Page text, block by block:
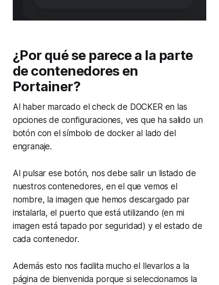
¿Por qué se parece a la parte
de contenedores en
Portainer?
Al haber marcado el check de DOCKER en las
opciones de configuraciones, ves que ha salido un
botón con el símbolo de docker al lado del
engranaje.
Al pulsar ese botón, nos debe salir un listado de
nuestros contenedores, en el que vemos el
nombre, la imagen que hemos descargado par
instalarla, el puerto que está utilizando (en mi
imagen está tapado por seguridad) y el estado de
cada contenedor.
Además esto nos facilita mucho el llevarlos a la
página de bienvenida porque si seleccionamos la